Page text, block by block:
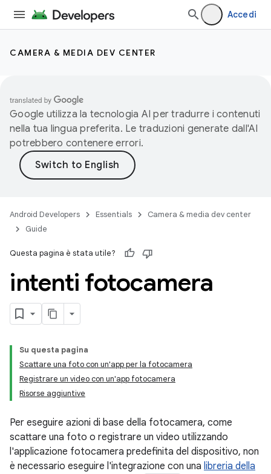
Accedi
CAMERA & MEDIA DEV CENTER
Google utilizza la tecnologia AI per tradurre i contenuti
nella tua lingua preferita. Le traduzioni generate dall'AI
potrebbero contenere errori.
Android Developers Essentials
Camera & media dev center
Guide
Questa pagina è stata utile?
intenti fotocamera
Su questa pagina
Scattare una foto con un'app per la fotocamera
Registrare un video con un'app fotocamera
Risorse aggiuntive
Per eseguire azioni di base della fotocamera, come
scattare una foto o registrare un video utilizzando
l'applicazione fotocamera predefinita del dispositivo, non
è necessario eseguire l'integrazione con una libreria della